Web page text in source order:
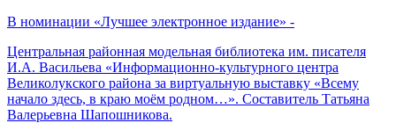
В номинации «Лучшее электронное издание» -
Центральная районная модельная библиотека им. писателя
И.А. Васильева «Информационно-культурного центра
Великолукского района за виртуальную выставку «Всему
начало здесь, в краю моём родном…». Составитель Татьяна
Валерьевна Шапошникова.